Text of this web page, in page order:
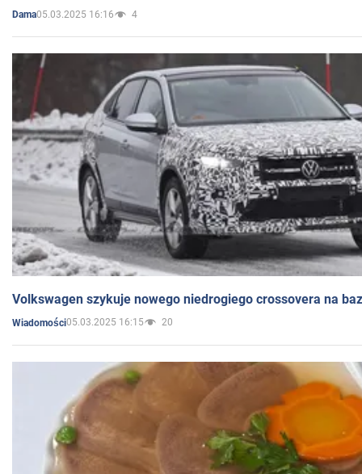
Dama05.03.2025 16:16 4
Volkswagen szykuje nowego niedrogiego crossovera na
Wiadomości05.03.2025 16:15 20